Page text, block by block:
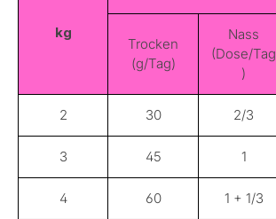
kg
Trocken
(g/Tag)
Nass
(Dose/Tag
)
2 30 2/3
3 45 1
4 60 1 + 1/3